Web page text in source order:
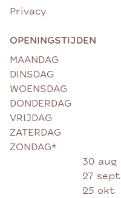
Privacy
OPENINGSTIJDEN
MAANDAG
DINSDAG
WOENSDAG
DONDERDAG
VRIJDAG
ZATERDAG
ZONDAG*
30 aug
27 sept
25 okt